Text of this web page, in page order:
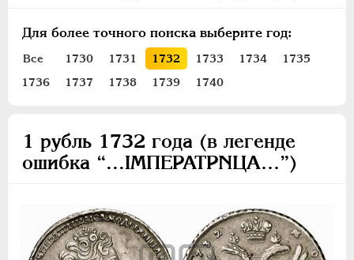
Для более точного поиска выберите год:
Все 1730 1731 1732 1733 1734
1735
1736
1737 1738 1739 1740
1 рубль 1732 года (в легенде
ошибка “...IMПEPATPNЦА…”)
Серебро
Гривенник
Медь
Монетовидные жетоны
ИОАНН АНТОНОВИЧ 1740-1741